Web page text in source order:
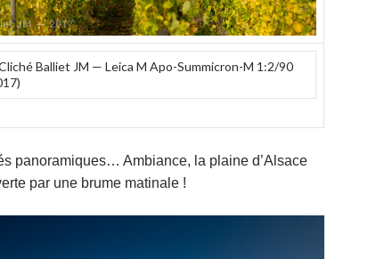
Balliet JM — Leica M Apo-Summicron-M 1:2/90
panoramiques… Ambiance, la plaine d’Alsace
par une brume matinale !